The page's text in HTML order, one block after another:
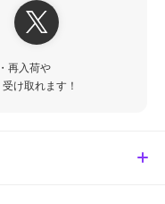
再入荷や
け取れます！